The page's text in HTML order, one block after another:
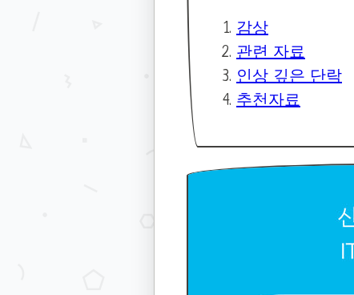
감상
관련 자료
인상 깊은 단락
추천자료